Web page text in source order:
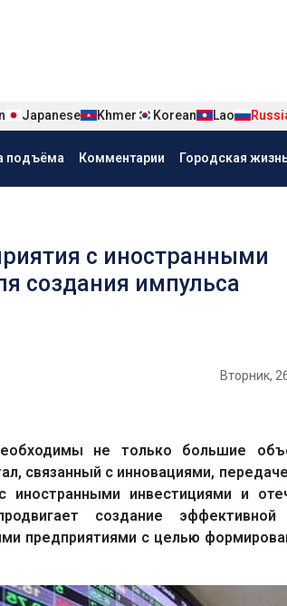
Nga
Japanese Khmer Korean Lao
подъёма Комментарии Городская
с иностранными
создания импульса
Вторник,
не только большие
связанный с инновациями,
инвестициями и
создание эффективной
предприятиями с целью